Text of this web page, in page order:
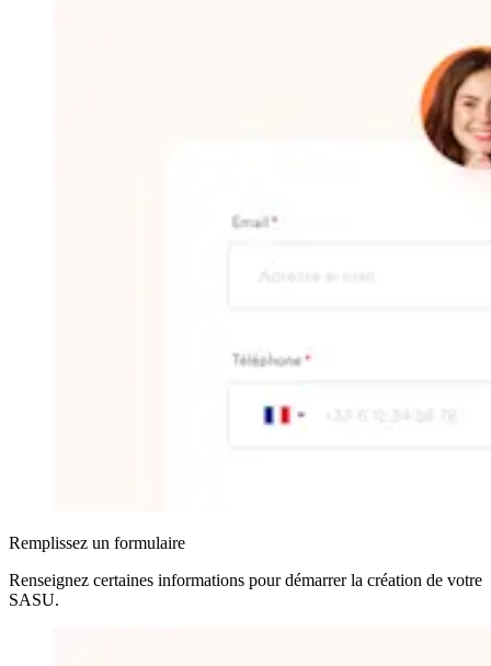
Remplissez un formulaire
Renseignez certaines informations pour démarrer la création de votre
SASU.